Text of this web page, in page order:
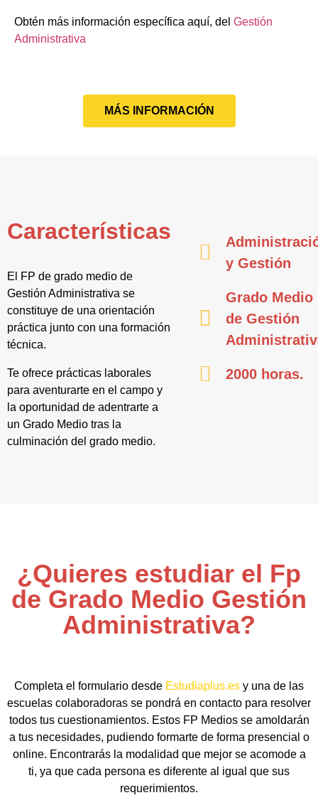
Obtén más información específica aquí, del Gestión
Administrativa
MÁS INFORMACIÓN
Características
El FP de grado medio de
Gestión Administrativa se
constituye de una orientación
práctica junto con una formación
técnica.
Te ofrece prácticas laborales
para aventurarte en el campo y
la oportunidad de adentrarte a
un Grado Medio tras la
culminación del grado medio.
y Gestión
Grado Medio
de Gestión
2000 horas.
¿Quieres estudiar el Fp
de Grado Medio Gestión
Administrativa?
Completa el formulario desde Estudiaplus.es y una de las
escuelas colaboradoras se pondrá en contacto para resolver
todos tus cuestionamientos. Estos FP Medios se amoldarán
a tus necesidades, pudiendo formarte de forma presencial o
online. Encontrarás la modalidad que mejor se acomode a
ti, ya que cada persona es diferente al igual que sus
requerimientos.